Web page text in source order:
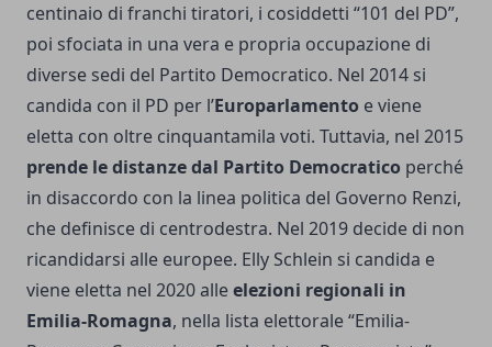
centinaio di franchi tiratori, i cosiddetti “101 del PD”,
poi sfociata in una vera e propria occupazione di
diverse sedi del Partito Democratico. Nel 2014 si
candida con il PD per l’Europarlamento e viene
eletta con oltre cinquantamila voti. Tuttavia, nel 2015
prende le distanze dal Partito Democratico perché
in disaccordo con la linea politica del Governo Renzi,
che definisce di centrodestra. Nel 2019 decide di non
ricandidarsi alle europee. Elly Schlein si candida e
viene eletta nel 2020 alleelezioni regionali in
Emilia-Romagna, nella lista elettorale “Emilia-